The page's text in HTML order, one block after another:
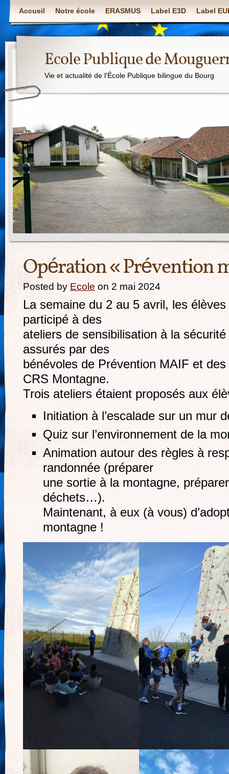
Accueil Notre école ERASMUS Label E3D Label
Ecole Publique de
Vie et actualité de l'École Publique bilingue du Bourg
Opération « Prévention
Posted by Ecole on 2 mai 2024
La semaine du 2 au 5 avril, les
participé à des
ateliers de sensibilisation à la
assurés par des
bénévoles de Prévention MAIF et
CRS Montagne.
Trois ateliers étaient proposés aux
Initiation à l’escalade sur un mur
Quiz sur l’environnement de la
Animation autour des règles à
randonnée (préparer
une sortie à la montagne,
déchets…).
Maintenant, à eux (à vous)
montagne !